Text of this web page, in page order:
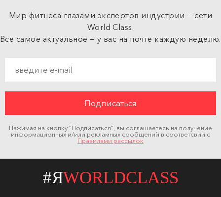
Мир фитнеса глазами экспертов индустрии — сети
World Class.
Все самое актуальное — у вас на почте каждую неделю.
Нажимая на кнопку "Подписаться", вы соглашаетесь на получение
информационных и/или рекламных сообщений в соответсвии с
Правилами рассылок
#ЯWORLDCLASS